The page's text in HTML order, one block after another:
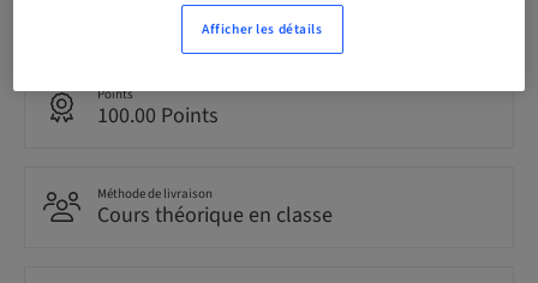
Points
100.00 Points
Méthode de livraison
Cours théorique en classe
Afficher les détails